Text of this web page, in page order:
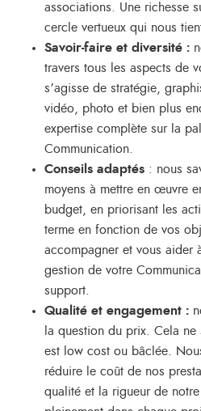
associations. Une richesse
cercle vertueux qui nous
Savoir-faire et diversité :
travers tous les aspects de
s’agisse de stratégie,
vidéo, photo et bien plus
expertise complète sur la
Communication.
Conseils adaptés : nous
moyens à mettre en œuvre
budget, en priorisant les
terme en fonction de vos
accompagner et vous aider
gestion de votre
support.
Qualité et engagement :
la question du prix. Cela
est low cost ou bâclée.
réduire le coût de nos
qualité et la rigueur de